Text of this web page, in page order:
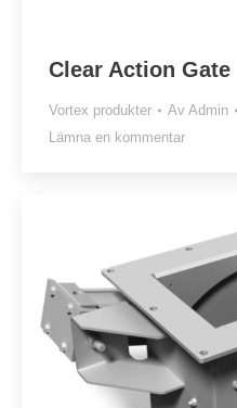
Clear Action Gate
Vortex produkter Av Admin
Lämna en kommentar